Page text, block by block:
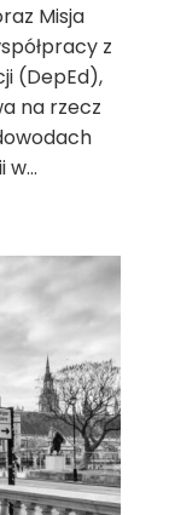
Misja
z
(DepEd),
na rzecz
w…